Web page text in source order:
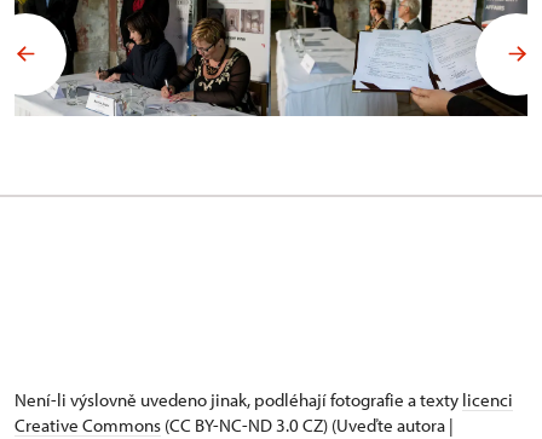
Není-li výslovně uvedeno jinak, podléhají fotografie a texty licenci
Creative Commons (CC BY-NC-ND 3.0 CZ) (Uveďte autora |